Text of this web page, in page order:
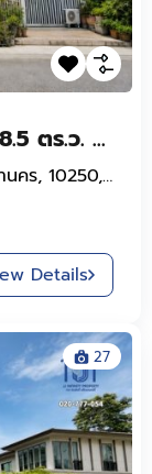
ขายอาคารพาณิชย์ 4 ชั้น เนื้อที่ 28.5 ตร.ว. ซอยสุทธิพงษ์ 3 แยก 5-2 ตกแต่งสวย ใกล้MRT สายสีเหลือง
แขวงหนองบอน, เขตประเวศ, กรุงเทพมหานคร, 10250, ประเทศไทย
Details
27